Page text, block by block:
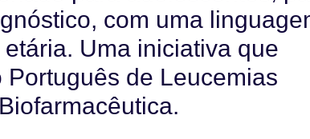
com uma
Uma iniciativa que
de Leucemias